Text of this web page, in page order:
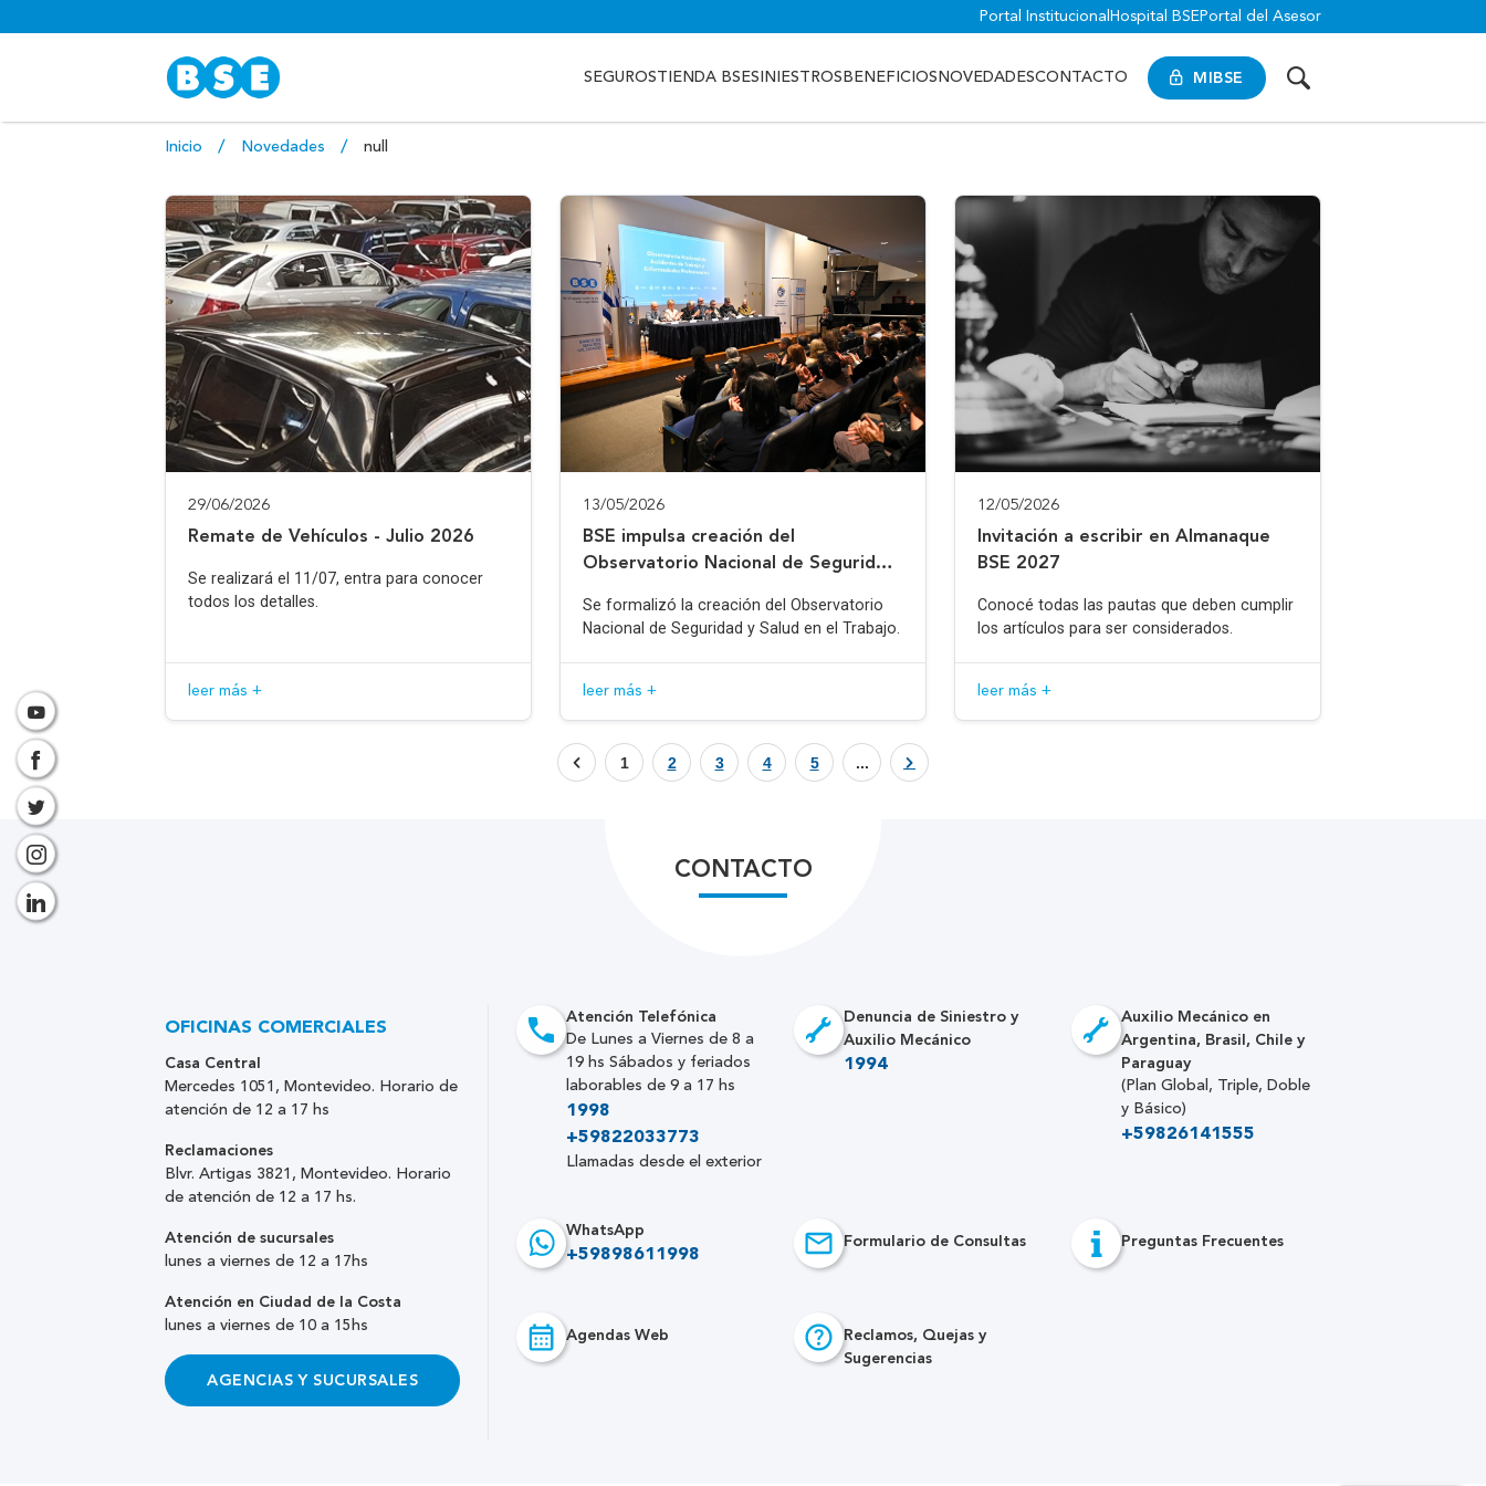
Portal Institucional Hospital BSE Portal del Asesor
MIBSE
SEGUROSTIENDA BSESINIESTROS BENEFICIOS NOVEDADESCONTACTO
Inicio Novedades null
29/06/2026
Remate de Vehículos - Julio 2026
Se realizará el 11/07, entra para conocer
todos los detalles.
leer más +
13/05/2026
BSE impulsa creación del
Observatorio Nacional de Seguridad
Se formalizó la creación del Observatorio
Nacional de Seguridad y Salud en el Trabajo.
leer más +
12/05/2026
Invitación a escribir en Almanaque
BSE 2027
Conocé todas las pautas que deben cumplir
los artículos para ser considerados.
leer más +
1 2 3 4 5 ...
CONTACTO
Atención Telefónica
De Lunes a Viernes de 8 a
19 hs Sábados y feriados
laborables de 9 a 17 hs
1998
+59822033773
Llamadas desde el exterior
Denuncia de Siniestro y
Auxilio Mecánico
1994
Auxilio Mecánico en
Argentina, Brasil, Chile y
Paraguay
(Plan Global, Triple, Doble
y Básico)
+59826141555
WhatsApp
+59898611998
Formulario de Consultas Preguntas Frecuentes
Agendas Web
Reclamos, Quejas y
Sugerencias
OFICINAS COMERCIALES
Casa Central
Mercedes 1051, Montevideo. Horario de
atención de 12 a 17 hs
Reclamaciones
Blvr. Artigas 3821, Montevideo. Horario
de atención de 12 a 17 hs.
Atención de sucursales
lunes a viernes de 12 a 17hs
Atención en Ciudad de la Costa
lunes a viernes de 10 a 15hs
AGENCIAS Y SUCURSALES